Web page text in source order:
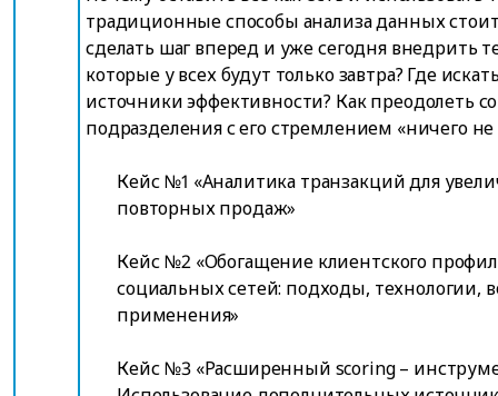
традиционные способы анализа данных
сделать шаг вперед и уже сегодня внедрить
которые у всех будут только завтра? Где
источники эффективности? Как преодолеть
подразделения с его стремлением «ничего не
Кейс №1 «Аналитика транзакций для
повторных продаж»
Кейс №2 «Обогащение клиентского
социальных сетей: подходы, технологии,
применения»
Кейс №3 «Расширенный scoring –